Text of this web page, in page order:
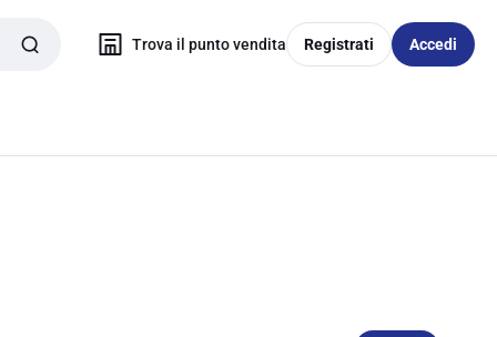
Trova il punto vendita Registrati Accedi